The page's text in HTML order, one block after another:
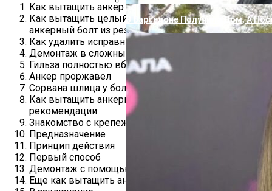
В Барселоне Получила Дом, А
Как вытащить анкер из стены
Как вытащить целый, сломанный или ржавый
анкерный болт из резьбы
Как удалить исправный анкер
Демонтаж в сложных случаях
Гильза полностью вбита в стену
Анкер проржавел
Сорвана шлица у болта
Как вытащить анкерный болт из стены: способы,
рекомендации
Знакомство с крепежным изделием
Предназначение
Принцип действия
Первый способ
Демонтаж с помощью электроинструмента
Еще как вытащить анкерный болт из стены?